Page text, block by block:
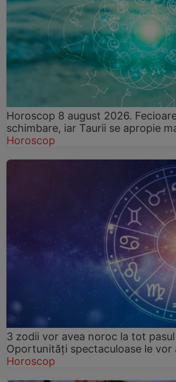
Horoscop 8 august 2026.
schimbare, iar Taurii se apropie
Horoscop
3 zodii vor avea noroc la tot
Oportunități spectaculoase le vor
Horoscop